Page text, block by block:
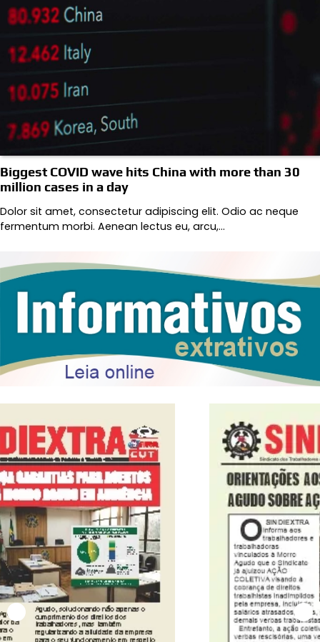
Biggest COVID wave hits China with more than 30
million cases in a day
Dolor sit amet, consectetur adipiscing elit. Odio ac neque
fermentum morbi. Aenean lectus eu, arcu,…